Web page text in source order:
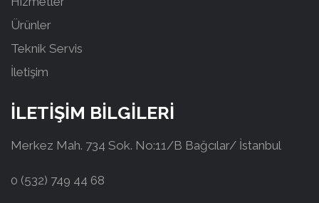
Ürünler
Teknik Servis
İletişim
İLETİŞİM BİLGİLERİ
Merkez Mah. 734 Sok. No:11/B Bağcılar/ İstanbul
0 (532) 749 44 68